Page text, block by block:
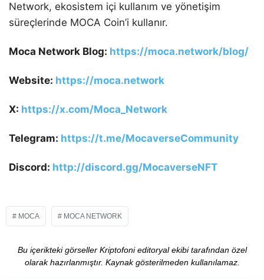
Network, ekosistem içi kullanım ve yönetişim
süreçlerinde MOCA Coin’i kullanır.
Moca Network Blog: https://moca.network/blog/
Website: https://moca.network
X: https://x.com/Moca_Network
Telegram: https://t.me/MocaverseCommunity
Discord: http://discord.gg/MocaverseNFT
MOCA MOCA NETWORK
Bu içerikteki görseller Kriptofoni editoryal ekibi tarafından özel
olarak hazırlanmıştır. Kaynak gösterilmeden kullanılamaz.